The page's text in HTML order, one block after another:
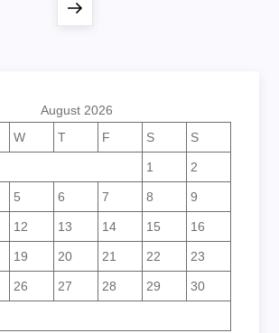
Next
August 2026
W T F S S
1 2
5 6 7 8 9
12 13 14 15 16
19 20 21 22 23
26 27 28 29 30